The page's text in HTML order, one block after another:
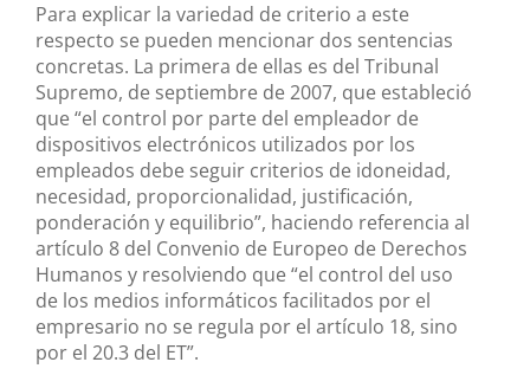
Para explicar la variedad de criterio a este
respecto se pueden mencionar dos sentencias
concretas. La primera de ellas es del Tribunal
Supremo, de septiembre de 2007, que estableció
que “el control por parte del empleador de
dispositivos electrónicos utilizados por los
empleados debe seguir criterios de idoneidad,
necesidad, proporcionalidad, justificación,
ponderación y equilibrio”, haciendo referencia al
artículo 8 del Convenio de Europeo de Derechos
Humanos y resolviendo que “el control del uso
de los medios informáticos facilitados por el
empresario no se regula por el artículo 18, sino
por el 20.3 del ET”.